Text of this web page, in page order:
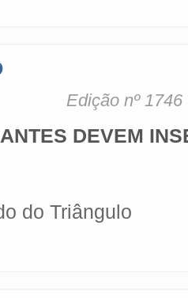
Edição nº
DEVEM
do Triângulo